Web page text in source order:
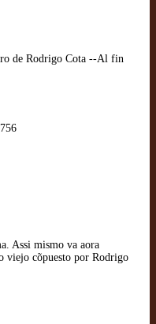
de Rodrigo Cota --Al fin
Assi mismo va aora
viejo cõpuesto por Rodrigo